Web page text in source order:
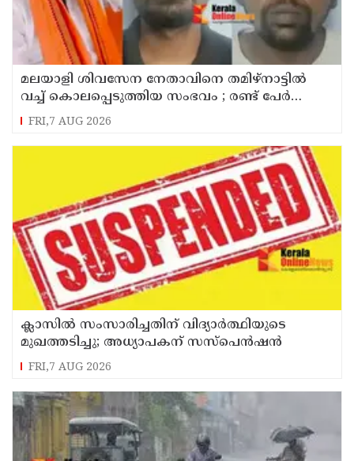
മലയാളി ശിവസേന നേതാവിനെ തമിഴ്നാട്ടിൽ
വച്ച് കൊലപ്പെടുത്തിയ സംഭവം ; രണ്ട് പേർ
പിടിയിൽ
FRI,7 AUG 2026
ക്ലാസിൽ സംസാരിച്ചതിന് വിദ്യാര്‍ത്ഥിയുടെ
മുഖത്തടിച്ചു; അധ്യാപകന് സസ്പെൻഷൻ
FRI,7 AUG 2026